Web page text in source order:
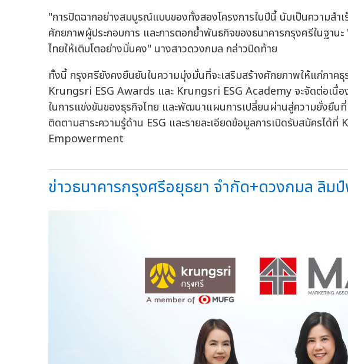
"การปิดฉากอย่างสมบูรณ์แบบของทั้งสองโครงการในปีนี้ นับเป็นความส
ศักยภาพผู้ประกอบการ และการตอกย้ำพันธกิจของธนาคารกรุงศรีในฐา
ไทยให้เติบโตอย่างมั่นคง" นางสาวดวงกมล กล่าวปิดท้าย
ทั้งนี้ กรุงศรียังคงยืนยันในความมุ่งมั่นที่จะเสริมสร้างศักยภาพให้แก่ภาคธุ
Krungsri ESG Awards และ Krungsri ESG Academy จะจัดต่อเนื่อ
ในการแข่งขันของธุรกิจไทย และพัฒนาแผนการเปลี่ยนผ่านสู่ความยั่งยืนที่
ติดตามสาระความรู้ด้าน ESG และรายละเอียดข้อมูลการเปิดรับสมัครได้
Empowerment
ข่าวธนาคารกรุงศรีอยุธยา จำกัด+ดวงกมล ลิม